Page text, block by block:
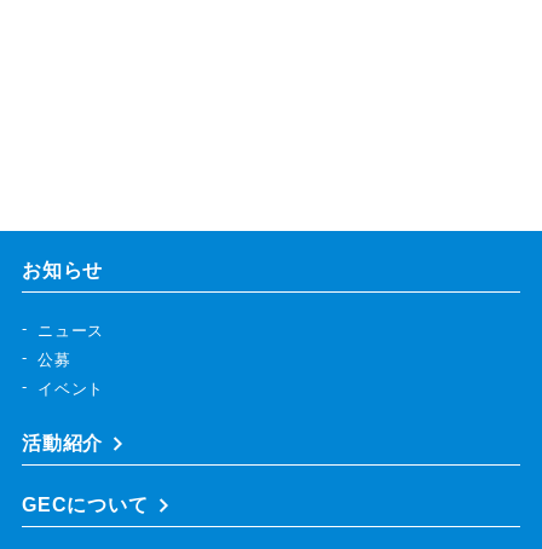
お知らせ
ニュース
公募
イベント
活動紹介
GECについて